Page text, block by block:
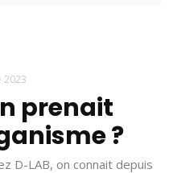
prenait
?
D-LAB, on connait depuis